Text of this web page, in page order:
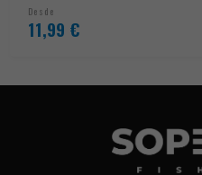
Desde
11,99 €